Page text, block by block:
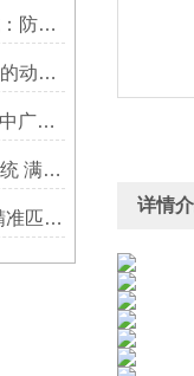
诺德减速机选型容易踩的坑：防水等级选低了，户外用半年就废
博能减速机：精密驱动行业的动力源泉
Siemens齿轮箱是机械传动中广泛应用的部件
诺德MAXXDRIVE模块化系统 满足高要求的重型驱动系统
汉森减速机七大系列如何“精准匹配”应用场景
详情